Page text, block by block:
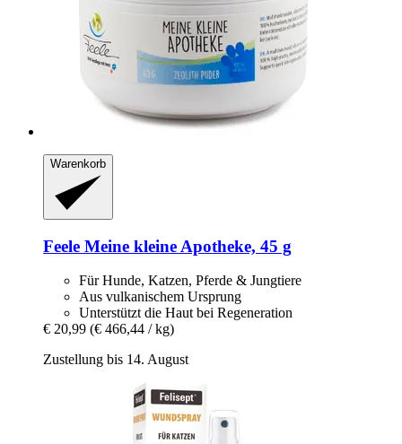
Warenkorb
Feele Meine kleine Apotheke, 45 g
Für Hunde, Katzen, Pferde & Jungtiere
Aus vulkanischem Ursprung
Unterstützt die Haut bei Regeneration
€ 20,99 (€ 466,44 / kg)
Zustellung bis 14. August